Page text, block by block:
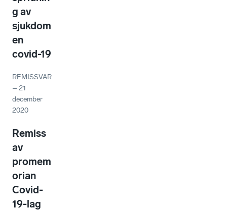
g av
sjukdom
en
covid-19
REMISSVAR
–21
december
2020
Remiss
av
promem
orian
Covid-
19-lag